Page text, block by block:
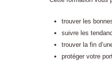
trouver les
suivre les
trouver la fin
protéger votre